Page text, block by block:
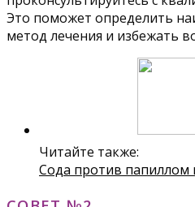
Это поможет определить
метод лечения и избежать
Читайте также:
Сода против папиллом